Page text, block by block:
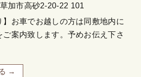
加市高砂2-20-22 101
】お車でお越しの方は同敷地内に
案内致します。予めお伝え下さ
→